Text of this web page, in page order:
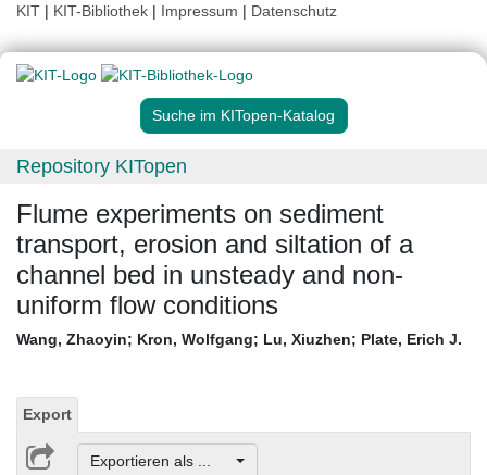
KIT | KIT-Bibliothek | Impressum | Datenschutz
Suche im KITopen-Katalog
Repository KITopen
Flume experiments on sediment
transport, erosion and siltation of a
channel bed in unsteady and non-
uniform flow conditions
Wang, Zhaoyin; Kron, Wolfgang; Lu, Xiuzhen; Plate, Erich J.
Export
Exportieren als ...